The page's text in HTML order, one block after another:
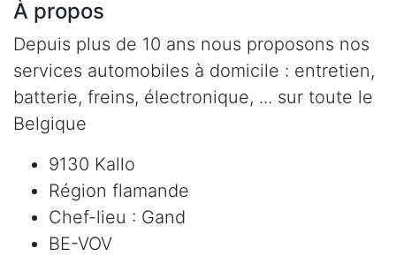
À propos
Depuis plus de 10 ans nous proposons nos
services automobiles à domicile : entretien,
batterie, freins, électronique, ... sur toute le
Belgique
9130 Kallo
Région flamande
Chef-lieu : Gand
BE-VOV